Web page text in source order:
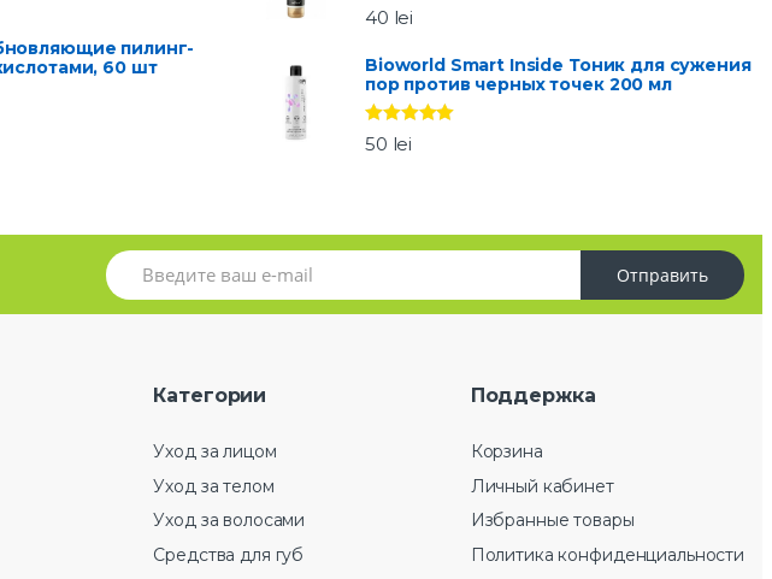
60 шт
Оценка
из 5
40 lei
Bioworld Smart Inside Тоник для сужения
пор против черных точек 200 мл
Оценка
из 5
50 lei
Отправить
Категории
Уход за лицом
Уход за телом
Уход за волосами
Средства для губ
Поддержка
Корзина
Личный кабинет
Избранные товары
Политика конфиденциальности